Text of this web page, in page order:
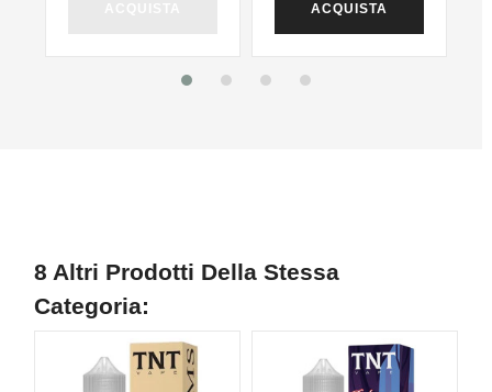
ACQUISTA
8 Altri Prodotti Della Stessa
Categoria: